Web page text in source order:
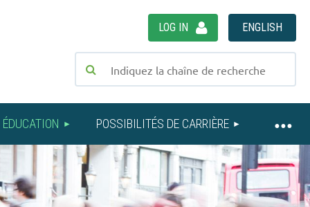
ENGLISH
LOG IN
ÉDUCATION POSSIBILITÉS DE CARRIÈRE